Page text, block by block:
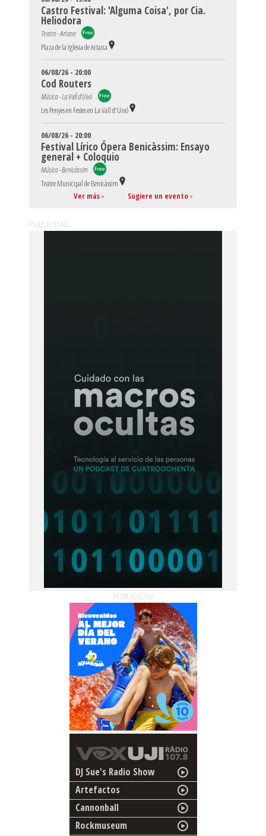
Castro Festival: 'Alguma Coisa', por Cia.
Heliodora
Teatro - Artana
Plaza de la Iglesia de Artana
06/08/26 - 20:00
Cod Routers
Música - La Vall d'Uixó
Les Penyes en Festes en La Vall d'Uixó
06/08/26 - 20:00
Festival Lírico Ópera Benicàssim: Ensayo
general + Coloquio
Música - Benicàssim
Teatre Municipal de Benicàssim
Ver más» Sugiere un evento»
PUBLICIDAD
PUBLICIDAD
DJ Sue's Radio Show
Artefactos
Cannonball
Rockmuseum